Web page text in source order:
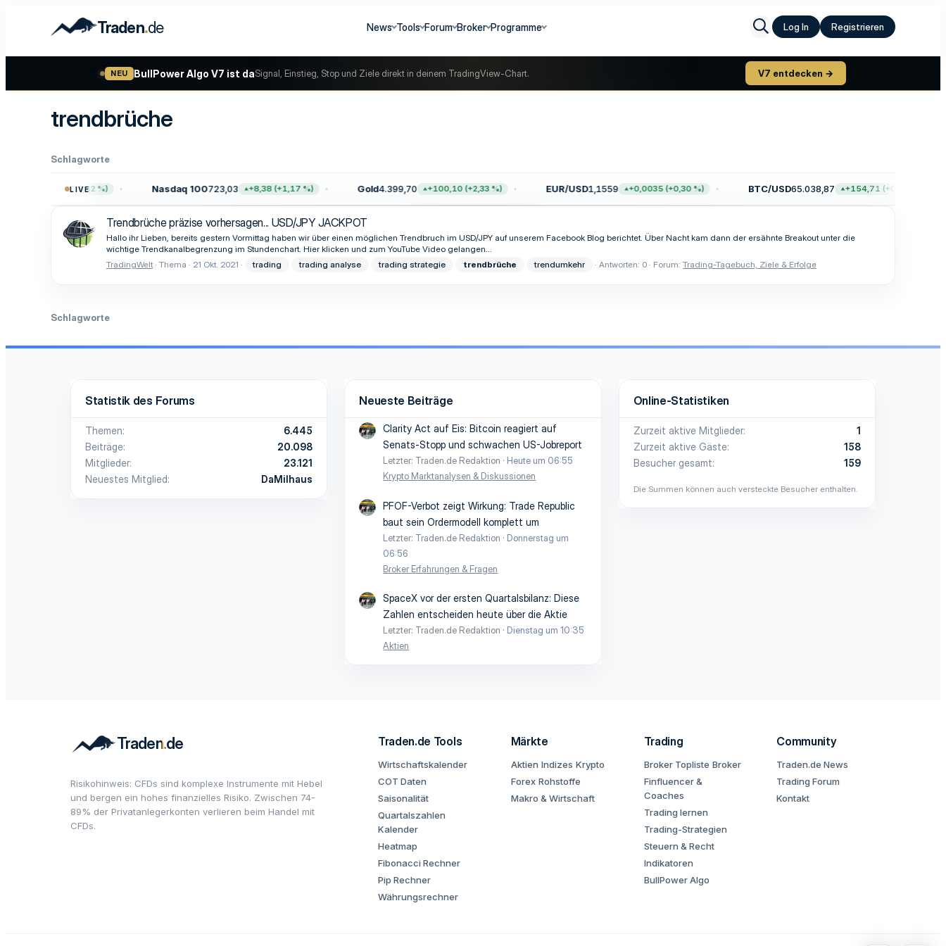
Traden.de News Tools Forum Broker Programme Log In Registrieren
NEU BullPower Algo V7 ist daSignal, Einstieg, Stop und Ziele direkt in deinem TradingView-Chart. V7 entdecken →
trendbrüche
Schlagworte
LIVE
+47,68 (+0,62 %) Nasdaq 100723,03 +8,38 (+1,17 %) Gold4.399,70 +100,10 (+2,33 %) EUR/USD1,1559 +0,0035 (+0,30 %) BTC/USD65.038,87 +154,71 (+0,24 %)
Trendbrüche präzise vorhersagen... USD/JPY JACKPOT
Hallo ihr Lieben, bereits gestern Vormittag haben wir über einen möglichen Trendbruch im USD/JPY auf unserem Facebook Blog berichtet. Über Nacht kam dann der ersähnte Breakout unter die
wichtige Trendkanalbegrenzung im Stundenchart. Hier klicken und zum YouTube Video gelangen...
TradingWelt Thema 21 Okt. 2021 trading trading analyse trading strategie trendbrüche trendumkehr Antworten: 0 Forum: Trading-Tagebuch, Ziele & Erfolge
Schlagworte
Statistik des Forums
Themen
6.445
Beiträge
20.098
Mitglieder
23.121
Neuestes Mitglied
DaMilhaus
Neueste Beiträge
Clarity Act auf Eis: Bitcoin reagiert auf
Senats-Stopp und schwachen US-Jobreport
Letzter: Traden.de Redaktion
Heute um 06:55
Krypto Marktanalysen & Diskussionen
PFOF-Verbot zeigt Wirkung: Trade Republic
baut sein Ordermodell komplett um
Letzter: Traden.de Redaktion
Donnerstag um
06:56
Broker Erfahrungen & Fragen
SpaceX vor der ersten Quartalsbilanz: Diese
Zahlen entscheiden heute über die Aktie
Letzter: Traden.de Redaktion
Dienstag um 10:35
Aktien
Online-Statistiken
Zurzeit aktive Mitglieder
1
Zurzeit aktive Gäste
158
Besucher gesamt
159
Die Summen können auch versteckte Besucher enthalten.
Risikohinweis: CFDs sind komplexe Instrumente mit Hebel
und bergen ein hohes finanzielles Risiko. Zwischen 74-
89% der Privatanlegerkonten verlieren beim Handel mit
CFDs.
Traden.de Tools
Wirtschaftskalender
COT Daten
Saisonalität
Quartalszahlen
Kalender
Heatmap
Fibonacci Rechner
Pip Rechner
Währungsrechner
Märkte
Aktien Indizes Krypto
Forex Rohstoffe
Makro & Wirtschaft
Trading
Broker Topliste Broker
Finfluencer &
Coaches
Trading lernen
Trading-Strategien
Steuern & Recht
Indikatoren
BullPower Algo
Community
Traden.de News
Trading Forum
Kontakt